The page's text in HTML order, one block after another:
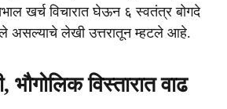
खर्च विचारात घेऊन ६ स्वतंत्र बोगदे
असल्याचे लेखी उत्तरातून म्हटले आहे.
भौगोलिक विस्तारात वाढ